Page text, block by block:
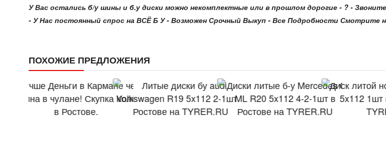
У Вас остались б/у шины и б.у диски можно некомплектные или в прошлом дорогие - ? -
- У Нас постоянный спрос на ВСЁ Б У - Возможен Срочный Выкуп - Все Подробности Смотрите
ПОХОЖИЕ ПРЕДЛОЖЕНИЯ